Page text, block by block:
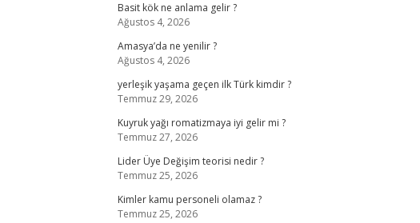
Basit kök ne anlama gelir ?
Ağustos 4, 2026
Amasya’da ne yenilir ?
Ağustos 4, 2026
yerleşik yaşama geçen ilk Türk kimdir ?
Temmuz 29, 2026
Kuyruk yağı romatizmaya iyi gelir mi ?
Temmuz 27, 2026
Lider Üye Değişim teorisi nedir ?
Temmuz 25, 2026
Kimler kamu personeli olamaz ?
Temmuz 25, 2026